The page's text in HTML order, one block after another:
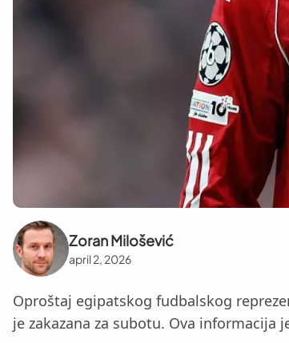
Zoran Milošević
april 2, 2026
Oproštaj egipatskog fudbalskog
je zakazana za subotu. Ova informacija